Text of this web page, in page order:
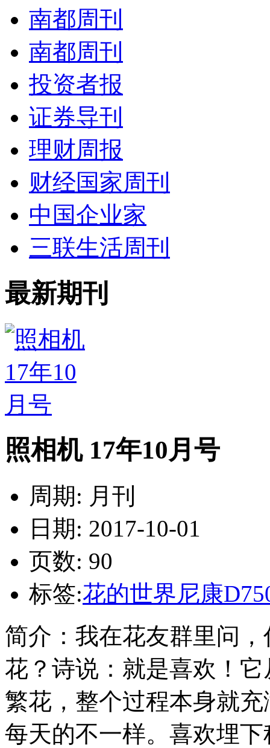
南都周刊
南都周刊
投资者报
证券导刊
理财周报
财经国家周刊
中国企业家
三联生活周刊
最新期刊
照相机 17年10月号
周期: 月刊
日期: 2017-10-01
页数: 90
标签:花的世界尼康
简介：我在花友群里问
花？诗说：就是喜欢！
繁花，整个过程本身就
每天的不一样。喜欢埋